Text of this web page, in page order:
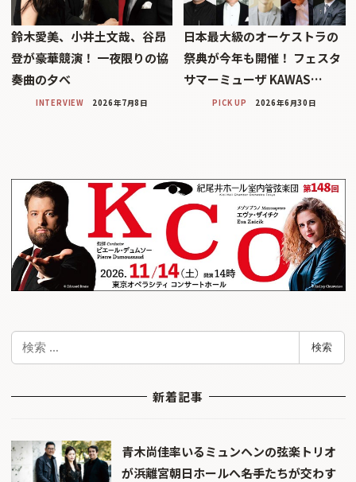
鈴木愛美、小井土文哉、谷昂
登が豪華競演！ 一夜限りの協
奏曲の夕べ
INTERVIEW 2026年7月8日
日本最大級のオーケストラの
祭典が今年も開催！ フェスタ
サマーミューザ KAWAS…
PICK UP 2026年6月30日
検
検索
新着記事
青木尚佳率いるミュンヘンの弦楽トリオ
が浜離宮朝日ホールへ――名手たちが交わす